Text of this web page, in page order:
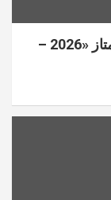
«اتحاد القدم»: سحب قرعة الدوري الممتاز «2026 –